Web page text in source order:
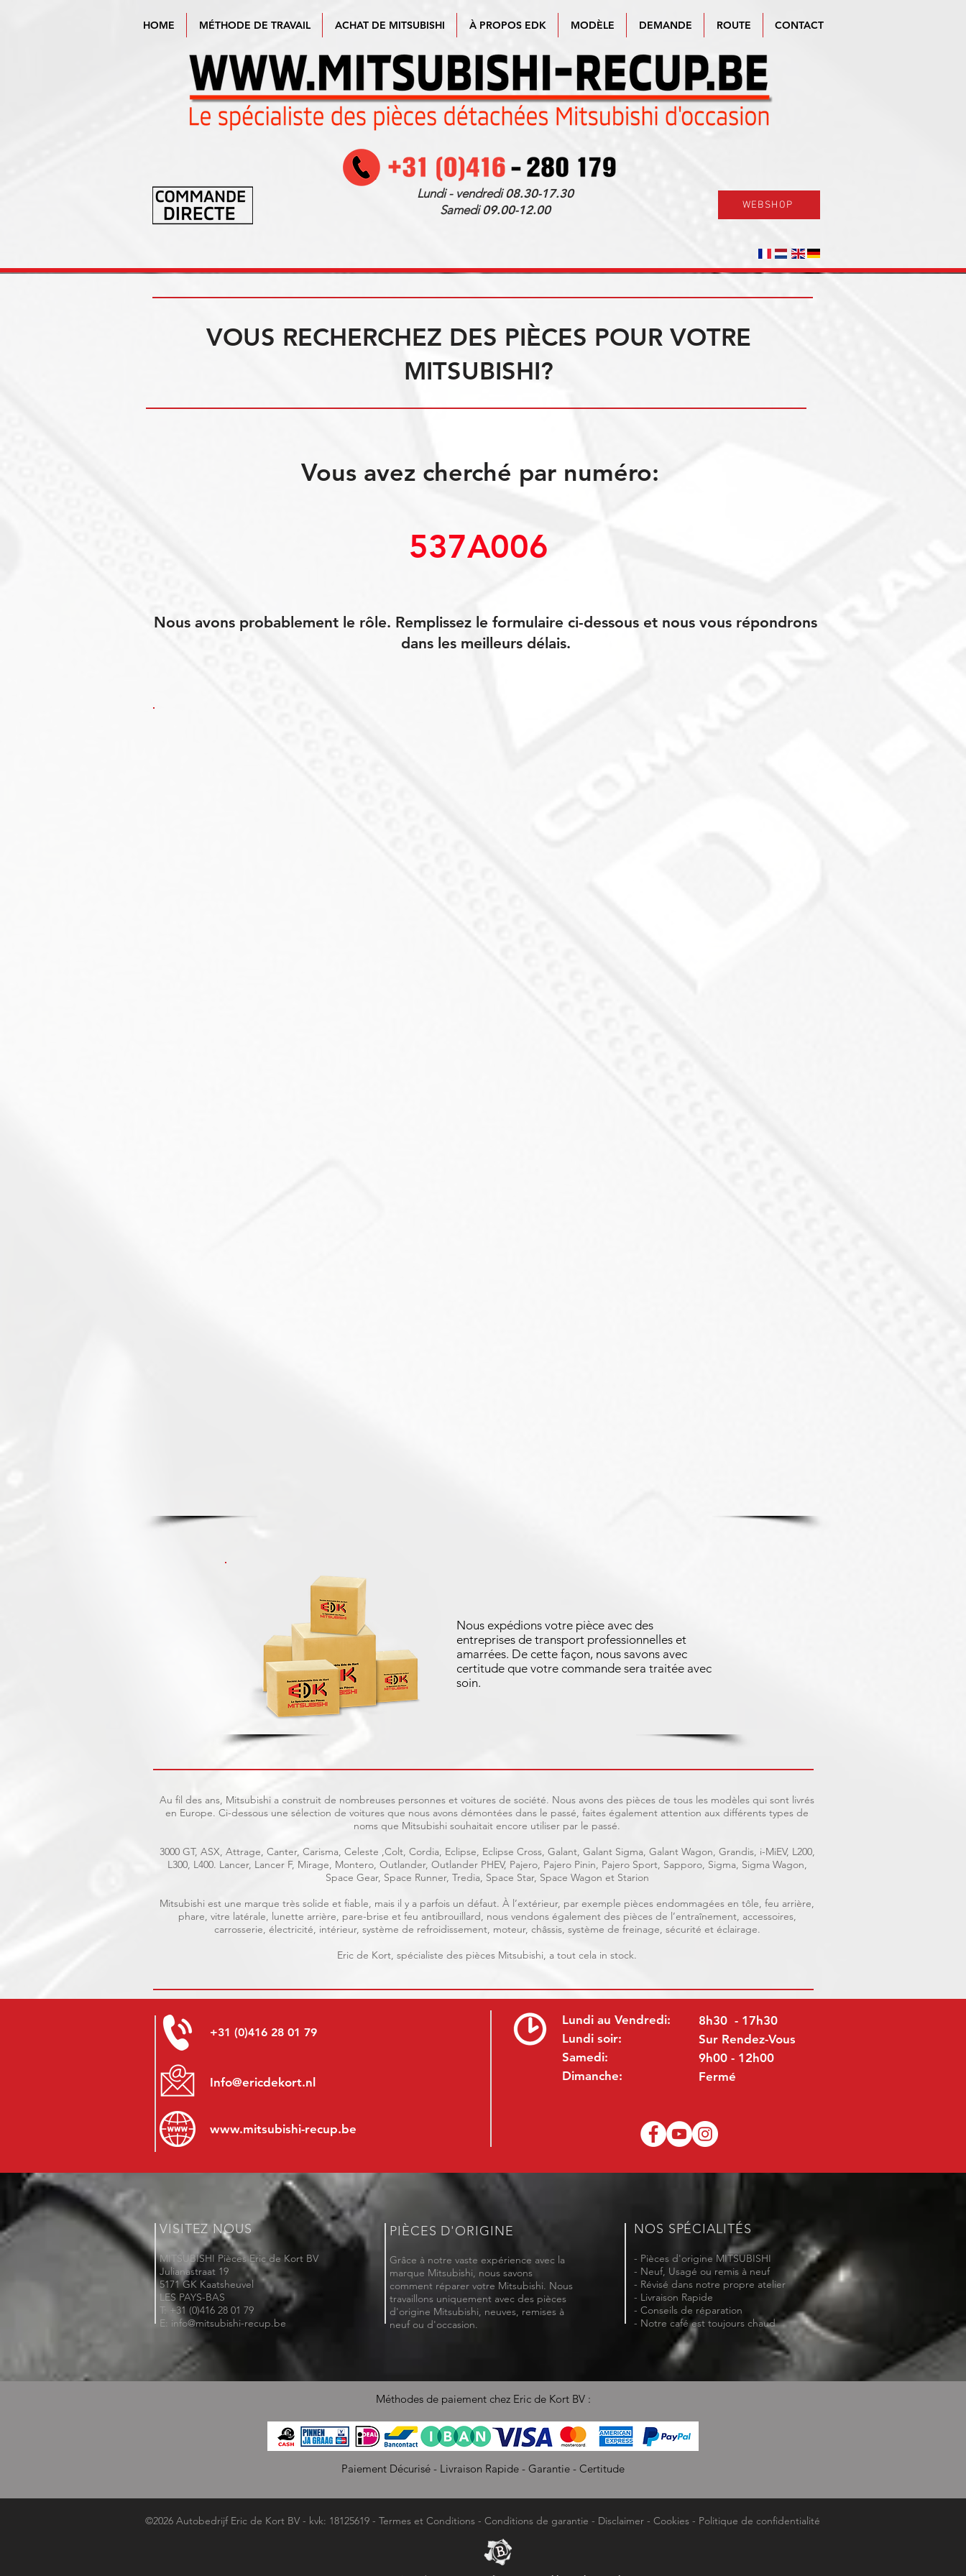
HOME MÉTHODE DE TRAVAIL ACHAT DE MITSUBISHI À PROPOS EDK MODÈLE DEMANDE ROUTE CONTACT
Lundi - vendredi08.30-17.30
Samedi09.00-12.00 WEBSHOP
VOUS RECHERCHEZ DES PIÈCES POUR VOTRE
MITSUBISHI?
Vous avez cherché par numéro:
537A006
Nous avons probablement le rôle. Remplissez le formulaire ci-dessous et nous vous répondrons
dans les meilleurs délais.
Nous expédions votre pièce avec des
entreprises de transport professionnelles et
amarrées. De cette façon, nous savons avec
certitude que votre commande sera traitée avec
soin.
Au fil des ans, Mitsubishi a construit de nombreuses personnes et voitures de société. Nous avons des pièces de tous les modèles qui sont livrés
en Europe. Ci-dessous une sélection de voitures que nous avons démontées dans le passé, faites également attention aux différents types de
noms que Mitsubishi souhaitait encore utiliser par le passé.
3000 GT, ASX, Attrage, Canter, Carisma, Celeste ,Colt, Cordia, Eclipse, Eclipse Cross, Galant, Galant Sigma, Galant Wagon, Grandis, i-MiEV, L200,
L300, L400. Lancer, Lancer F, Mirage, Montero, Outlander, Outlander PHEV, Pajero, Pajero Pinin, Pajero Sport, Sapporo, Sigma, Sigma Wagon,
Space Gear, Space Runner, Tredia, Space Star, Space Wagon et Starion
Mitsubishi est une marque très solide et fiable, mais il y a parfois un défaut. À l’extérieur, par exemple pièces endommagées en tôle, feu arrière,
phare, vitre latérale, lunette arrière, pare-brise et feu antibrouillard, nous vendons également des pièces de l’entraînement, accessoires,
carrosserie, électricité, intérieur, système de refroidissement, moteur, châssis, système de freinage, sécurité et éclairage.
Eric de Kort, spécialiste des pièces Mitsubishi, a tout cela in stock.
Info@ericdekort.nl
www.mitsubishi-recup.be
+31 (0)416 28 01 79
Lundi au Vendredi:
Lundi soir:
Samedi:
Dimanche:
8h30 - 17h30
Sur Rendez-Vous
9h00 - 12h00
Fermé
VISITEZ NOUS
MITSUBISHI Pièces Eric de Kort BV
Julianastraat 19
5171 GK Kaatsheuvel
LES PAYS-BAS
T: +31 (0)416 28 01 79
E: info@mitsubishi-recup.be
PIÈCES D'ORIGINE
Grâce à notre vaste expérience avec la
marque Mitsubishi, nous savons
comment réparer votre Mitsubishi. Nous
travaillons uniquement avec des pièces
d'origine Mitsubishi, neuves, remises à
neuf ou d'occasion.
NOS SPÉCIALITÉS
- Pièces d'origine MITSUBISHI
- Neuf, Usagé ou remis à neuf
- Révisé dans notre propre atelier
- Livraison Rapide
- Conseils de réparation
- Notre café est toujours chaud
Paiement Décurisé - Livraison Rapide - Garantie - Certitude
Méthodes de paiement chez Eric de Kort BV :
©2026 Autobedrijf Eric de Kort BV - kvk: 18125619 - Termes et Conditions - Conditions de garantie - Disclaimer - Cookies - Politique de confidentialité